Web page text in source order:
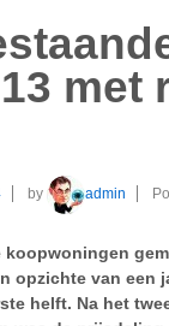
met
by admin
koopwoningen
opzichte van een
helft. Na het